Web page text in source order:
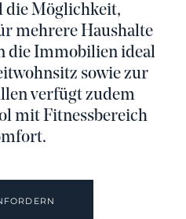
die Möglichkeit,
mehrere Haushalte
die Immobilien ideal
sowie zur
verfügt zudem
mit Fitnessbereich